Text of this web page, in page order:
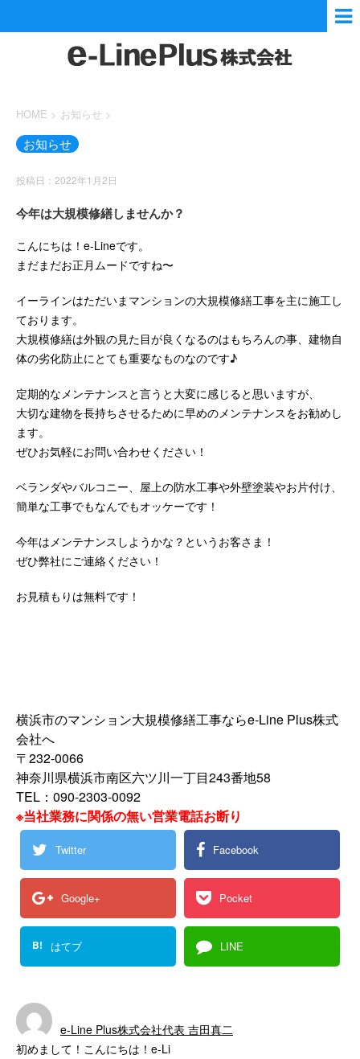
HOME > お知らせ >
お知らせ
投稿日：2022年1月2日
今年は大規模修繕しませんか？
こんにちは！e-Lineです。
まだまだお正月ムードですね〜
イーラインはただいまマンションの大規模修繕工事を主に施工し
ております。
大規模修繕は外観の見た目が良くなるのはもちろんの事、建物自
体の劣化防止にとても重要なものなのです♪
定期的なメンテナンスと言うと大変に感じると思いますが、
大切な建物を長持ちさせるために早めのメンテナンスをお勧めし
ます。
ぜひお気軽にお問い合わせください！
ベランダやバルコニー、屋上の防水工事や外壁塗装やお片付け、
簡単な工事でもなんでもオッケーです！
今年はメンテナンスしようかな？というお客さま！
ぜひ弊社にご連絡ください！
お見積もりは無料です！
横浜市のマンション大規模修繕工事ならe-Line Plus株式
会社へ
〒232-0066
神奈川県横浜市南区六ツ川一丁目243番地58
TEL：090-2303-0092
※当社業務に関係の無い営業電話お断り
Twitter Facebook
Google+ Pocket
B! はてブ LINE
e-Line Plus株式会社代表 吉田真二
初めまして！こんにちは！e-Li